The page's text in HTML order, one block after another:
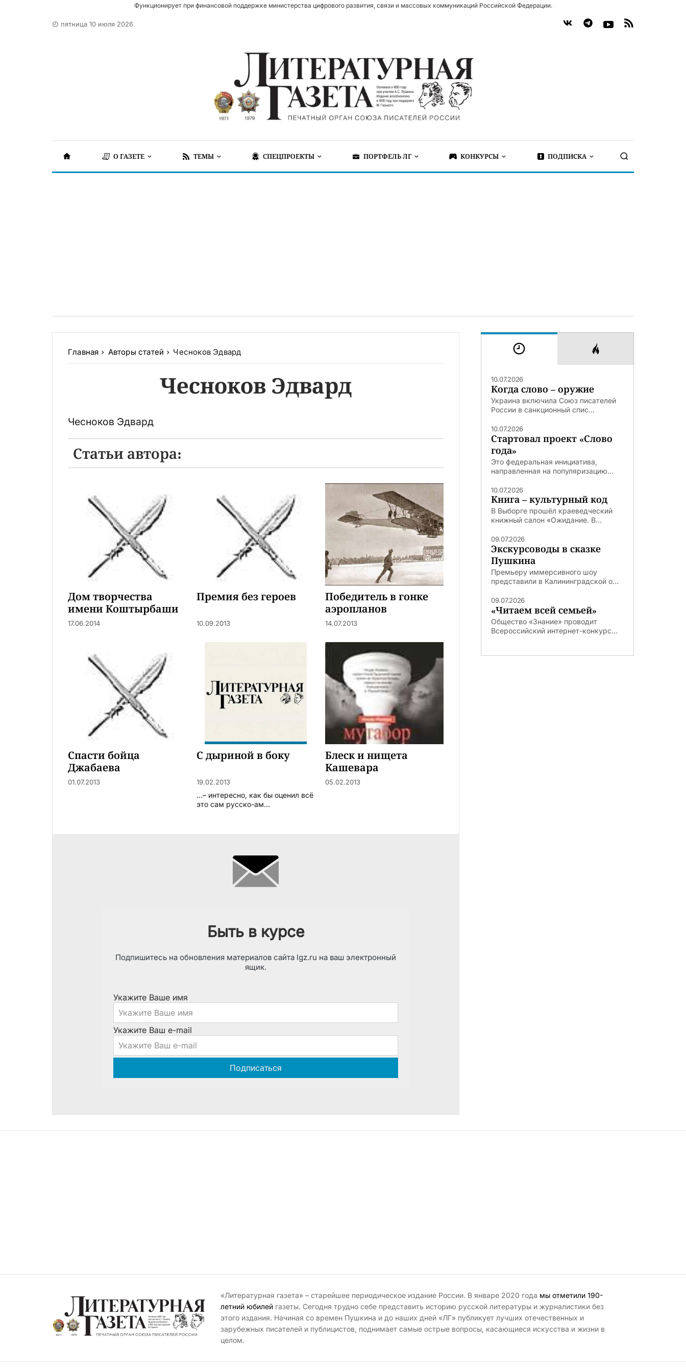
Функционирует при финансовой поддержке министерства цифрового развития, связи и массовых коммуникаций Российской Федерации.
пятница 10 июля 2026
О ГАЗЕТЕ ТЕМЫ СПЕЦПРОЕКТЫ ПОРТФЕЛЬ ЛГ КОНКУРСЫ ПОДПИСКА
Главная Авторы статей Чесноков Эдвард
Чесноков Эдвард
Чесноков Эдвард
Статьи автора:
Дом творчества
имени Коштырбаши
17.06.2014
Премия без героев
10.09.2013
Победитель в гонке
аэропланов
14.07.2013
Спасти бойца
Джабаева
01.07.2013
С дыриной в боку
19.02.2013
...– интересно, как бы оценил всё
это сам русско-ам...
Блеск и нищета
Кашевара
05.02.2013
Быть в курсе
Подпишитесь на обновления материалов сайта lgz.ru на ваш электронный
ящик.
Укажите Ваше имя
Укажите Ваш e-mail
10.07.2026
Когда слово – оружие
Украина включила Союз писателей
России в санкционный спис...
10.07.2026
Стартовал проект «Слово
года»
Это федеральная инициатива,
направленная на популяризацию...
10.07.2026
Книга – культурный код
В Выборге прошёл краеведческий
книжный салон «Ожидание. В...
09.07.2026
Экскурсоводы в сказке
Пушкина
Премьеру иммерсивного шоу
представили в Калининградской о...
09.07.2026
«Читаем всей семьей»
Общество «Знание» проводит
Всероссийский интернет-конкурс...
«Литературная газета» – старейшее периодическое издание России. В январе 2020 года мы отметили 190-
летний юбилей газеты. Сегодня трудно себе представить историю русской литературы и журналистики без
этого издания. Начиная со времен Пушкина и до наших дней «ЛГ» публикует лучших отечественных и
зарубежных писателей и публицистов, поднимает самые острые вопросы, касающиеся искусства и жизни в
целом.